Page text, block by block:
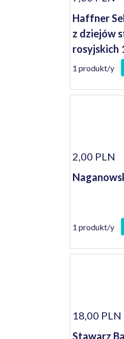
Haffner
z dziejów
rosyjskich
1 produkt/y
2,00 PLN
1 produkt/y
18,00 PLN
Stawarz